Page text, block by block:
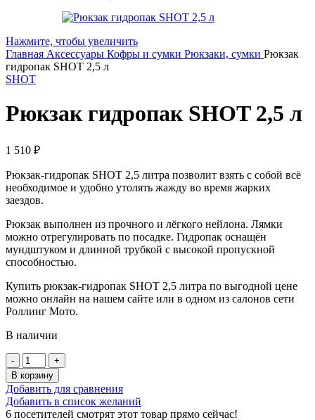
Нажмите, чтобы увеличить
Главная Аксессуары Кофры и сумки Рюкзаки, сумки Рюкзак
гидропак SHOT 2,5 л
SHOT
Рюкзак гидропак SHOT 2,5 л
1 510 ₽
Рюкзак-гидропак SHOT 2,5 литра позволит взять с собой всё
необходимое и удобно утолять жажду во время жарких
заездов.
Рюкзак выполнен из прочного и лёгкого нейлона. Лямки
можно отрегулировать по посадке. Гидропак оснащён
мундштуком и длинной трубкой с высокой пропускной
способностью.
Купить рюкзак-гидропак SHOT 2,5 литра по выгодной цене
можно онлайн на нашем сайте или в одном из салонов сети
Роллинг Мото.
В наличии
Количество
товара
Рюкзак
гидропак
SHOT
В корзину
Добавить для сравнения
Добавить в список желаний
6 посетителей смотрят этот товар прямо сейчас!